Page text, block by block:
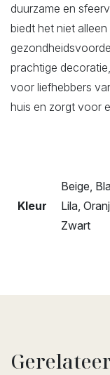
duurzame en
biedt het niet
prachtige
voor liefhebbers
huis en zorgt voor
Kleur
Beige,
Lila,
Zwart